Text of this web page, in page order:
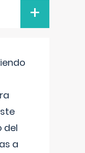
+
del
a